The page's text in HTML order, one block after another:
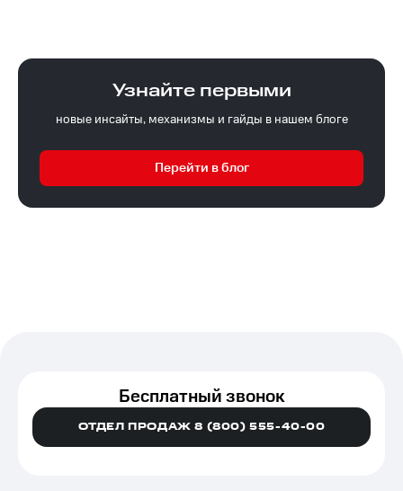
Узнайте первыми
новые инсайты, механизмы и гайды в нашем блоге
Перейти в блог
Бесплатный звонок
ОТДЕЛ ПРОДАЖ 8 (800) 555-40-00